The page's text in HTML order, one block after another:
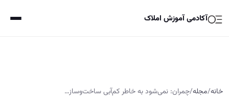
آکادمی آموزش املاک
خانه/مجله/چمران: نمی‌شود به خاطر کم‌آبی ساخت‌وساز…